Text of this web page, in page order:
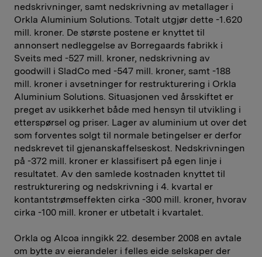
nedskrivninger, samt nedskrivning av metallager i
Orkla Aluminium Solutions. Totalt utgjør dette -1.620
mill. kroner. De største postene er knyttet til
annonsert nedleggelse av Borregaards fabrikk i
Sveits med -527 mill. kroner, nedskrivning av
goodwill i SladCo med -547 mill. kroner, samt -188
mill. kroner i avsetninger for restrukturering i Orkla
Aluminium Solutions. Situasjonen ved årsskiftet er
preget av usikkerhet både med hensyn til utvikling i
etterspørsel og priser. Lager av aluminium ut over det
som forventes solgt til normale betingelser er derfor
nedskrevet til gjenanskaffelseskost. Nedskrivningen
på -372 mill. kroner er klassifisert på egen linje i
resultatet. Av den samlede kostnaden knyttet til
restrukturering og nedskrivning i 4. kvartal er
kontantstrømseffekten cirka -300 mill. kroner, hvorav
cirka -100 mill. kroner er utbetalt i kvartalet.
Orkla og Alcoa inngikk 22. desember 2008 en avtale
om bytte av eierandeler i felles eide selskaper der